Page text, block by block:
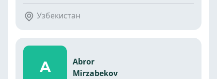
Узбекистан
A
Abror
Mirzabekov